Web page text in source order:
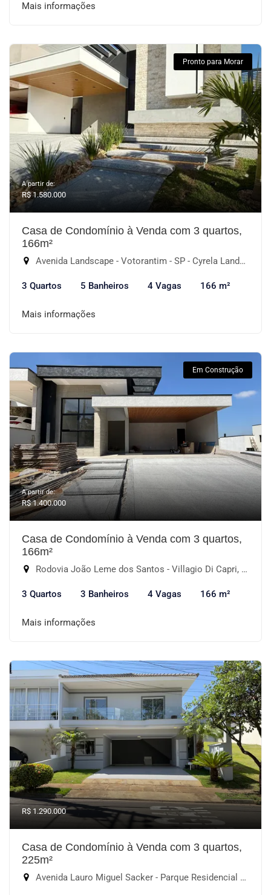
Mais informações
Pronto para Morar
A partir de:
R$ 1.580.000
Casa de Condomínio à Venda com 3 quartos,
166m²
Avenida Landscape - Votorantim - SP - Cyrela Landscape Esplanada, Votorantim-SP
3 Quartos 5 Banheiros 4 Vagas 166 m²
Mais informações
Em Construção
A partir de:
R$ 1.400.000
Casa de Condomínio à Venda com 3 quartos,
166m²
Rodovia João Leme dos Santos - Villagio Di Capri, Votorantim-SP
3 Quartos 3 Banheiros 4 Vagas 166 m²
Mais informações
R$ 1.290.000
Casa de Condomínio à Venda com 3 quartos,
225m²
Avenida Lauro Miguel Sacker - Parque Residencial Villa dos Inglezes, Sorocaba-SP